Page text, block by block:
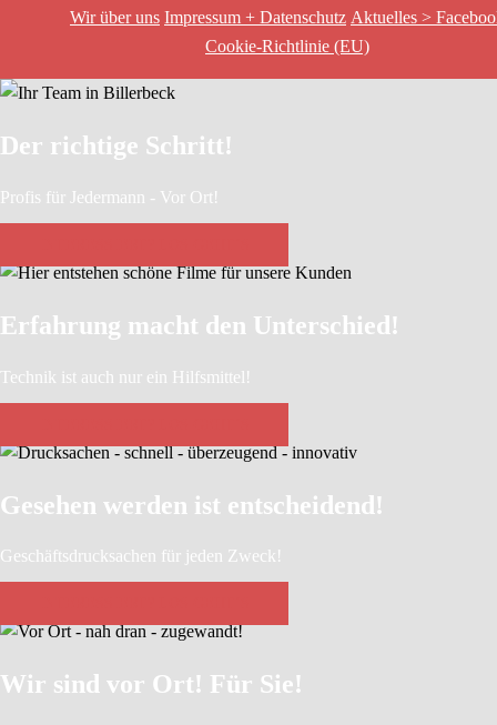
Wir über uns Impressum + Datenschutz Aktuelles >
Cookie-Richtlinie (EU)
Der richtige Schritt!
Profis für Jedermann - Vor Ort!
Erfahrung macht den Unterschied!
Technik ist auch nur ein Hilfsmittel!
Gesehen werden ist entscheidend!
Geschäftsdrucksachen für jeden Zweck!
Wir sind vor Ort! Für Sie!